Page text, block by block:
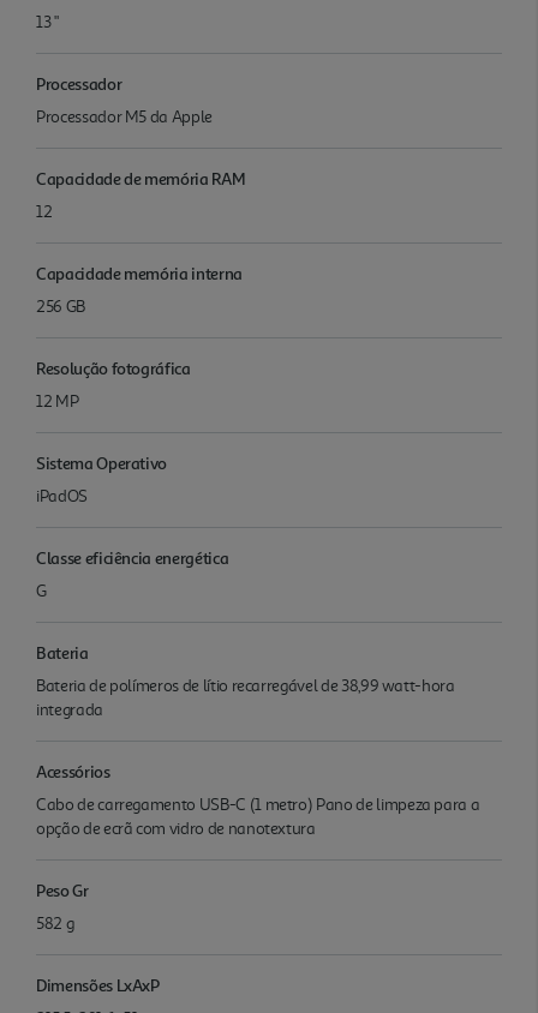
13 "
Processador
Processador M5 da Apple
Capacidade de memória RAM
12
Capacidade memória interna
256 GB
Resolução fotográfica
12 MP
Sistema Operativo
iPadOS
Classe eficiência energética
G
Bateria
Bateria de polímeros de lítio recarregável de 38,99 watt-hora
integrada
Acessórios
Cabo de carregamento USB-C (1 metro) Pano de limpeza para a
opção de ecrã com vidro de nanotextura
Peso Gr
582 g
Dimensões LxAxP